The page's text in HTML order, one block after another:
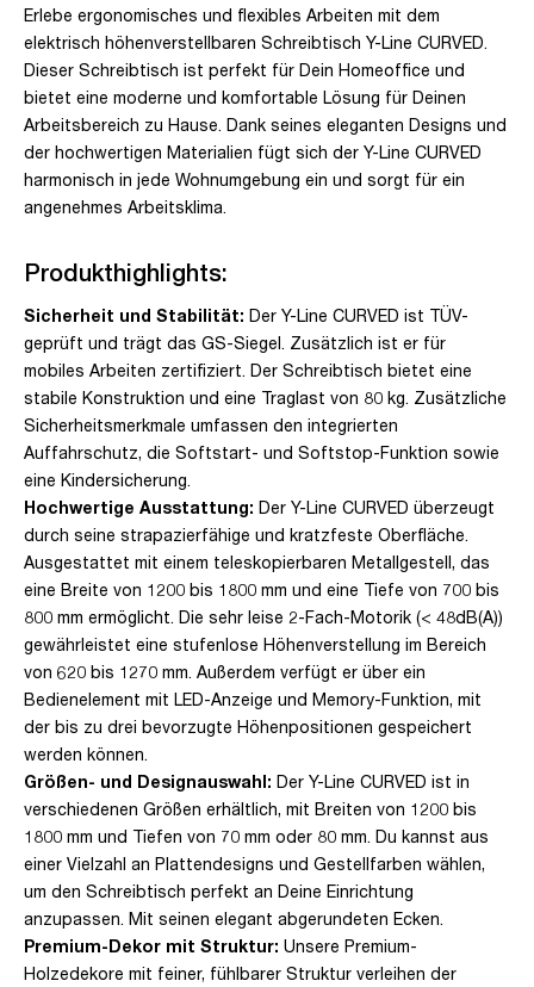
Erlebe ergonomisches und flexibles Arbeiten mit dem
elektrisch höhenverstellbaren Schreibtisch Y-Line CURVED.
Dieser Schreibtisch ist perfekt für Dein Homeoffice und
bietet eine moderne und komfortable Lösung für Deinen
Arbeitsbereich zu Hause. Dank seines eleganten Designs und
der hochwertigen Materialien fügt sich der Y-Line CURVED
harmonisch in jede Wohnumgebung ein und sorgt für ein
angenehmes Arbeitsklima.
Produkthighlights:
Sicherheit und Stabilität: Der Y-Line CURVED ist TÜV-
geprüft und trägt das GS-Siegel. Zusätzlich ist er für
mobiles Arbeiten zertifiziert. Der Schreibtisch bietet eine
stabile Konstruktion und eine Traglast von 80 kg. Zusätzliche
Sicherheitsmerkmale umfassen den integrierten
Auffahrschutz, die Softstart- und Softstop-Funktion sowie
eine Kindersicherung.
Hochwertige Ausstattung: Der Y-Line CURVED überzeugt
durch seine strapazierfähige und kratzfeste Oberfläche.
Ausgestattet mit einem teleskopierbaren Metallgestell, das
eine Breite von 1200 bis 1800 mm und eine Tiefe von 700 bis
800 mm ermöglicht. Die sehr leise 2-Fach-Motorik (< 48dB(A))
gewährleistet eine stufenlose Höhenverstellung im Bereich
von 620 bis 1270 mm. Außerdem verfügt er über ein
Bedienelement mit LED-Anzeige und Memory-Funktion, mit
der bis zu drei bevorzugte Höhenpositionen gespeichert
werden können.
Größen- und Designauswahl: Der Y-Line CURVED ist in
verschiedenen Größen erhältlich, mit Breiten von 1200 bis
1800 mm und Tiefen von 70 mm oder 80 mm. Du kannst aus
einer Vielzahl an Plattendesigns und Gestellfarben wählen,
um den Schreibtisch perfekt an Deine Einrichtung
anzupassen. Mit seinen elegant abgerundeten Ecken.
Premium-Dekor mit Struktur: Unsere Premium-
Holzedekore mit feiner, fühlbarer Struktur verleihen der